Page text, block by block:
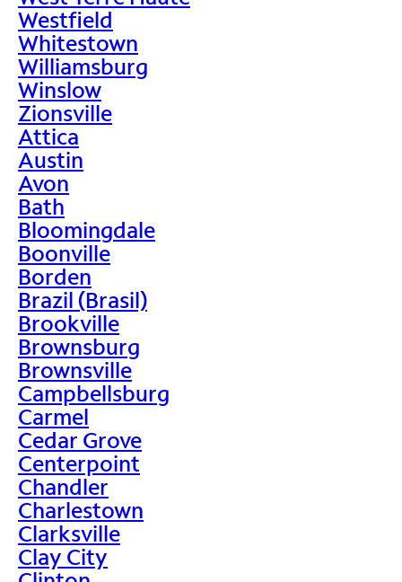
Westfield
Whitestown
Williamsburg
Winslow
Zionsville
Attica
Austin
Avon
Bath
Bloomingdale
Boonville
Borden
Brazil (Brasil)
Brookville
Brownsburg
Brownsville
Campbellsburg
Carmel
Cedar Grove
Centerpoint
Chandler
Charlestown
Clarksville
Clay City